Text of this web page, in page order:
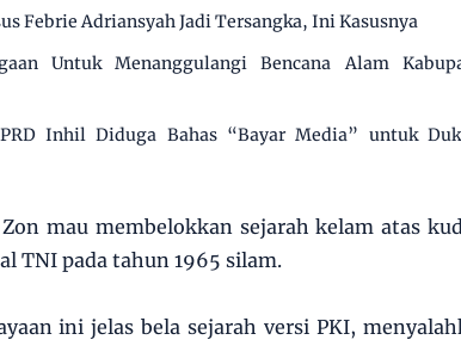
Febrie Adriansyah Jadi Tersangka, Ini Kasusnya
Untuk Menanggulangi Bencana Alam
Inhil Diduga Bahas “Bayar Media” untuk
mau membelokkan sejarah kelam atas
TNI pada tahun 1965 silam.
ini jelas bela sejarah versi PKI,